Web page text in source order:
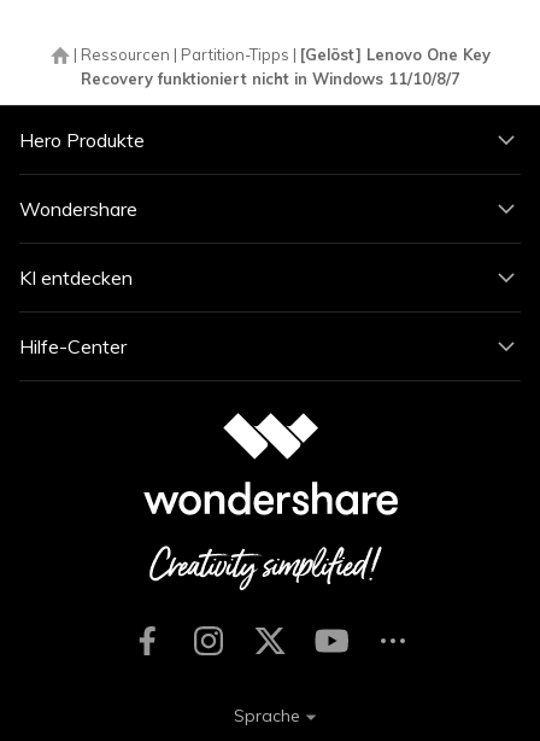
| Ressourcen | Partition-Tipps | [Gelöst] Lenovo One Key
Recovery funktioniert nicht in Windows 11/10/8/7
Hero Produkte
Wondershare
KI entdecken
Hilfe-Center
Sprache